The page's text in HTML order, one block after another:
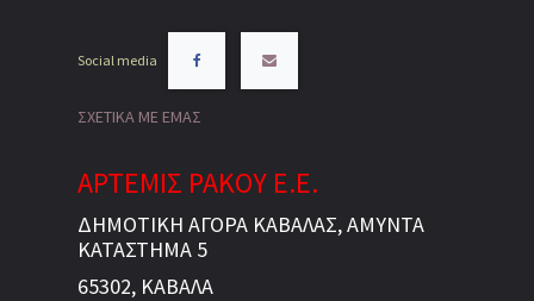
Social media
ΣΧΕΤΙΚΑ ΜΕ ΕΜΑΣ
ΑΡΤΕΜΙΣ ΡΑΚΟΥ Ε.Ε.
ΔΗΜΟΤΙΚΗ ΑΓΟΡΑ ΚΑΒΑΛΑΣ, ΑΜΥΝΤΑ
ΚΑΤΑΣΤΗΜΑ 5
65302, ΚΑΒΑΛΑ